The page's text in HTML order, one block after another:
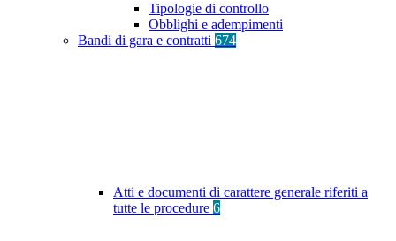
Tipologie di controllo
Obblighi e adempimenti
Bandi di gara e contratti 674
Atti e documenti di carattere generale riferiti a
tutte le procedure 6